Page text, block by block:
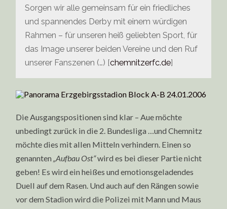
Sorgen wir alle gemeinsam für ein friedliches
und spannendes Derby mit einem würdigen
Rahmen – für unseren heiß geliebten Sport, für
das Image unserer beiden Vereine und den Ruf
unserer Fanszenen (…) [chemnitzerfc.de]
Die Ausgangspositionen sind klar – Aue möchte
unbedingt zurück in die 2. Bundesliga …und Chemnitz
möchte dies mit allen Mitteln verhindern. Einen so
genannten„Aufbau Ost“wird es bei dieser Partie nicht
geben! Es wird ein heißes und emotionsgeladendes
Duell auf dem Rasen. Und auch auf den Rängen sowie
vor dem Stadion wird die Polizei mit Mann und Maus